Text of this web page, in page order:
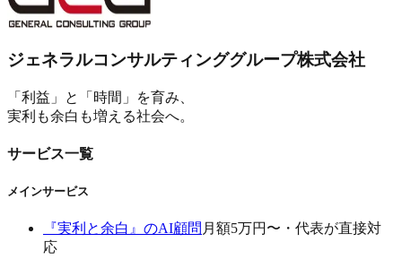
ジェネラルコンサルティンググループ株式会社
「利益」と「時間」を育み、
実利も余白も増える社会へ。
サービス一覧
メインサービス
『実利と余白』のAI顧問 月額5万円〜・代表が直接対
応